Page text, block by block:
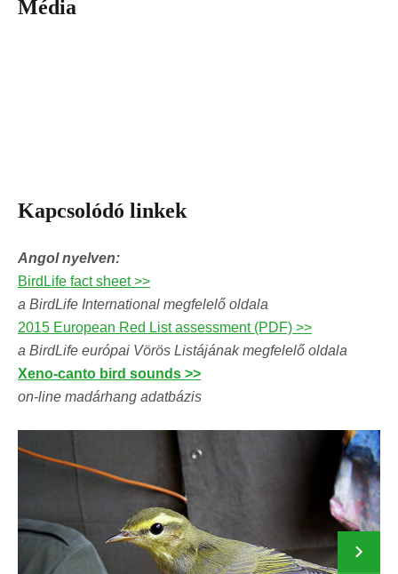
Média
Kapcsolódó linkek
Angol nyelven:
BirdLife fact sheet >>
a BirdLife International megfelelő oldala
2015 European Red List assessment (PDF) >>
a BirdLife európai Vörös Listájának megfelelő oldala
Xeno-canto bird sounds >>
on-line madárhang adatbázis